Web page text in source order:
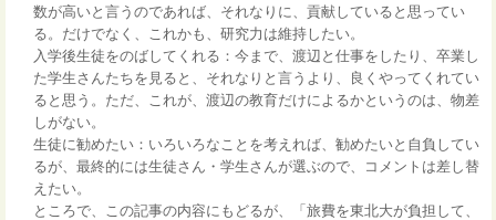
数が高いと言うのであれば、それなりに、貢献していると思ってい
る。だけでなく、これかも、研究力は維持したい。
入学後生徒をのばしてくれる：今まで、渡辺と仕事をしたり、卒業し
た学生さんたちを見ると、それなりと言うより、良くやってくれてい
ると思う。ただ、これが、渡辺の教育だけによるかというのは、物差
しがない。
生徒に勧めたい：いろいろなことを考えれば、勧めたいと自負してい
るが、最終的には生徒さん・学生さんが選ぶので、コメントは差し替
えたい。
ところで、この記事の内容にもどるが、「旅費を東北大が負担して、